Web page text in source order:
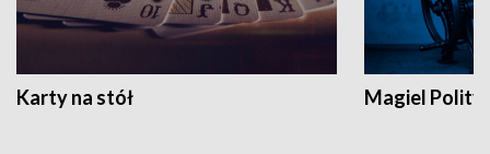
Karty na stół Magiel